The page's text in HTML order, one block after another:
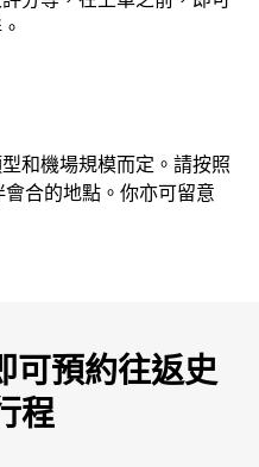
和機場規模而定。請按照
合的地點。你亦可留意
可預約往返史
程